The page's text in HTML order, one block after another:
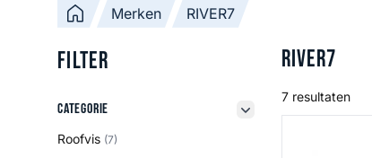
Merken RIVER7
Filter
Categorie
Categorie
filter button
Roofvis (7)
RIVER7
7 resultaten